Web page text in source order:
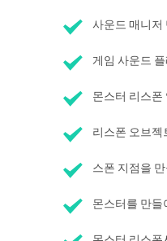
사운드 매니저
게임 사운드
몬스터 리스폰
리스폰 오브젝
스폰 지점을
몬스터를 만들